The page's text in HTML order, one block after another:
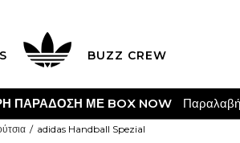
BUZZ CREW
Δωρεάν παραλαβή από κατάστημα ΔΕΊΤΕ
adidas Handball Spezial